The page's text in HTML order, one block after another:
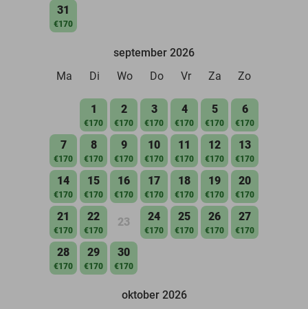
31
€170
september 2026
Ma
Di Wo Do Vr Za Zo
1
€170
2
€170
3
€170
4
€170
5
€170
6
€170
7
€170
8
€170
9
€170
10
€170
11
€170
12
€170
13
€170
14
€170
15
€170
16
€170
17
€170
18
€170
19
€170
20
€170
21
€170
22
€170
23 24
€170
25
€170
26
€170
27
€170
28
€170
29
€170
30
€170
oktober 2026